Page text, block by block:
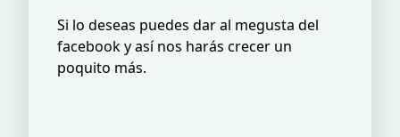
Si lo deseas puedes dar al megusta del
facebook y así nos harás crecer un
poquito más.